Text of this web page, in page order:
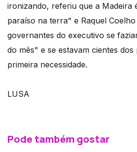
ironizando, referiu que a Madeira
paraíso na terra" e Raquel
governantes do executivo se
do mês" e se estavam cientes
primeira necessidade.
LUSA
Pode também gostar